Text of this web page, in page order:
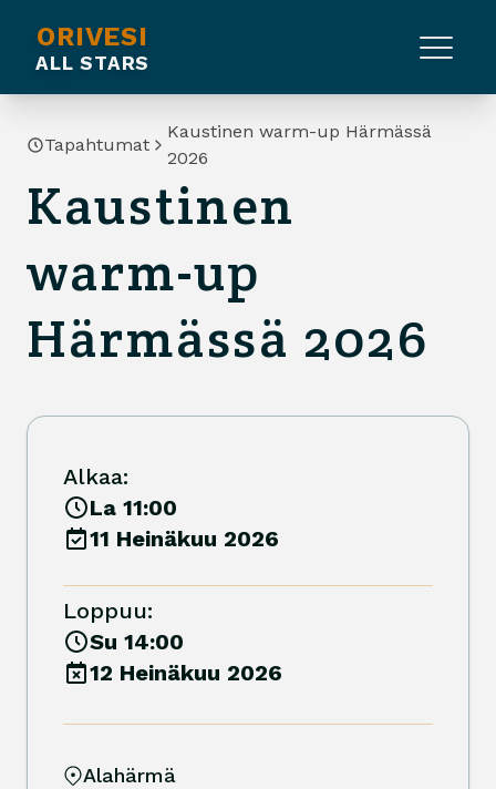
ORIVESI
ALL STARS
Tapahtumat
Kaustinen warm-up Härmässä
2026
Kaustinen
warm-up
Härmässä 2026
Alkaa:
La 11:00
11 Heinäkuu 2026
Loppuu:
Su 14:00
12 Heinäkuu 2026
Alahärmä